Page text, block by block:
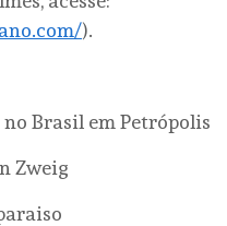
).
Brasil em Petrópolis
Zweig